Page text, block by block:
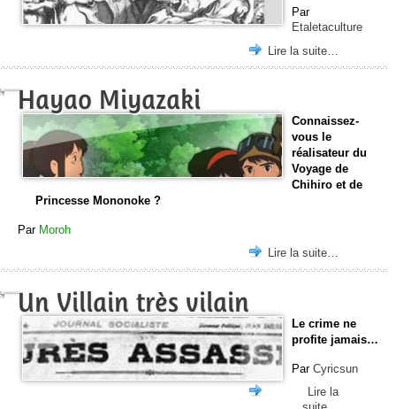
Par
Etaletaculture
Lire la suite…
Hayao Miyazaki
Connaissez-
vous le
réalisateur du
Voyage de
Chihiro et de
Princesse Mononoke ?
Par Moroh
Lire la suite…
Un Villain très vilain
Le crime ne
profite jamais…
Par Cyricsun
Lire la